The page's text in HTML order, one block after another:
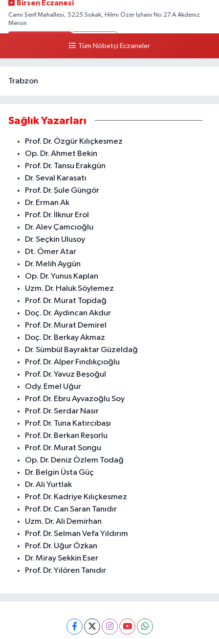
Birsen Eczanesi
Cami Şerif Mahallesi, 5225.Sokak, Hilmi Özer İşhanı No:27 A Akdeniz
Mersin
Tüm Nöbetçi Eczaneler
Trabzon
Sağlık Yazarları
Prof. Dr. Özgür Kılıçkesmez
Op. Dr. Ahmet Bekin
Prof. Dr. Tansu Erakgün
Dr. Seval Karasatı
Prof. Dr. Şule Güngör
Dr. Erman Ak
Prof. Dr. İlknur Erol
Dr. Alev Çamcıoğlu
Dr. Seçkin Ulusoy
Dt. Ömer Atar
Dr. Melih Aygün
Op. Dr. Yunus Kaplan
Uzm. Dr. Haluk Söylemez
Prof. Dr. Murat Topdağ
Doç. Dr. Aydıncan Akdur
Prof. Dr. Murat Demirel
Doç. Dr. Berkay Akmaz
Dr. Sümbül Bayraktar Güzeldağ
Prof. Dr. Alper Fındıkçıoğlu
Prof. Dr. Yavuz Beşoğul
Ody. Emel Uğur
Prof. Dr. Ebru Ayvazoğlu Soy
Prof. Dr. Serdar Nasır
Prof. Dr. Tuna Katırcıbaşı
Prof. Dr. Berkan Reşorlu
Prof. Dr. Murat Songu
Op. Dr. Deniz Özlem Todağ
Dr. Belgin Üsta Güç
Dr. Ali Yurtlak
Prof. Dr. Kadriye Kılıçkesmez
Prof. Dr. Can Saran Tanıdır
Uzm. Dr. Ali Demirhan
Prof. Dr. Selman Vefa Yıldırım
Prof. Dr. Uğur Özkan
Dr. Miray Sekkin Eser
Prof. Dr. Yılören Tanıdır